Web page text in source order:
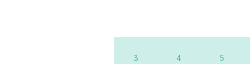
3 4 5